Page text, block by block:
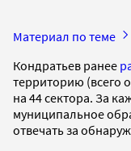
Материал по теме
Кондратьев ранее
территорию (всего
на 44 сектора. За
муниципальное
отвечать за